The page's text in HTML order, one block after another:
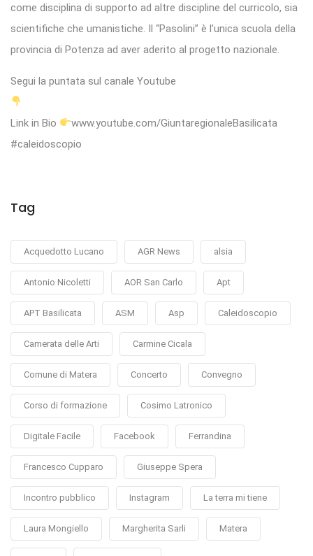
come disciplina di supporto ad altre discipline del curricolo, sia
scientifiche che umanistiche. Il “Pasolini” è l’unica scuola della
provincia di Potenza ad aver aderito al progetto nazionale.
Segui la puntata sul canale Youtube
Link in Bio
www.youtube.com/GiuntaregionaleBasilicata
#caleidoscopio
Tag
Acquedotto Lucano AGR News alsia
Antonio Nicoletti AOR San Carlo Apt
APT Basilicata ASM Asp Caleidoscopio
Camerata delle Arti Carmine Cicala
Comune di Matera Concerto Convegno
Corso di formazione Cosimo Latronico
Digitale Facile Facebook Ferrandina
Francesco Cupparo Giuseppe Spera
Incontro pubblico Instagram La terra mi tiene
Laura Mongiello Margherita Sarli Matera